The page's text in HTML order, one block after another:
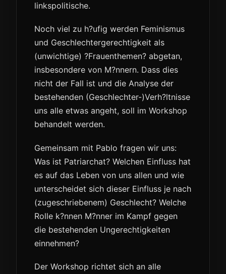
linkspolitische.
Noch viel zu h?ufig werden Feminismus
und Geschlechtergerechtigkeit als
(unwichtige) ?Frauenthemen? abgetan,
insbesondere von M?nnern. Dass dies
nicht der Fall ist und die Analyse der
bestehenden (Geschlechter-)Verh?ltnisse
uns alle etwas angeht, soll im Workshop
behandelt werden.
Gemeinsam mit Pablo fragen wir uns:
Was ist Patriarchat? Welchen Einfluss hat
es auf das Leben von uns allen und wie
unterscheidet sich dieser Einfluss je nach
(zugeschriebenem) Geschlecht? Welche
Rolle k?nnen M?nner im Kampf gegen
die bestehenden Ungerechtigkeiten
einnehmen?
Der Workshop richtet sich an alle